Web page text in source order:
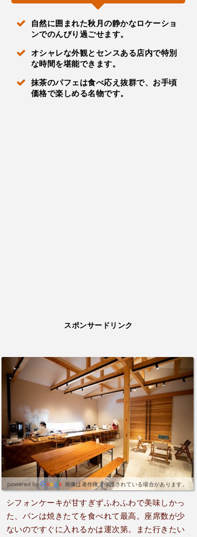
自然に囲まれた秋月の静かなロケーショ
ンでのんびり過ごせます。
オシャレな外観とセンスある店内で特別
な時間を堪能できます。
抹茶のパフェは食べ応え抜群で、お手頃
価格で楽しめる名物です。
スポンサードリンク
画像は著作権で保護されている場合があります。
シフォンケーキが甘すぎずふわふわで美味しかっ
た、パンは焼きたてを食べれて最高。座席数が少
ないのですぐに入れるかは運次第。また行きたい